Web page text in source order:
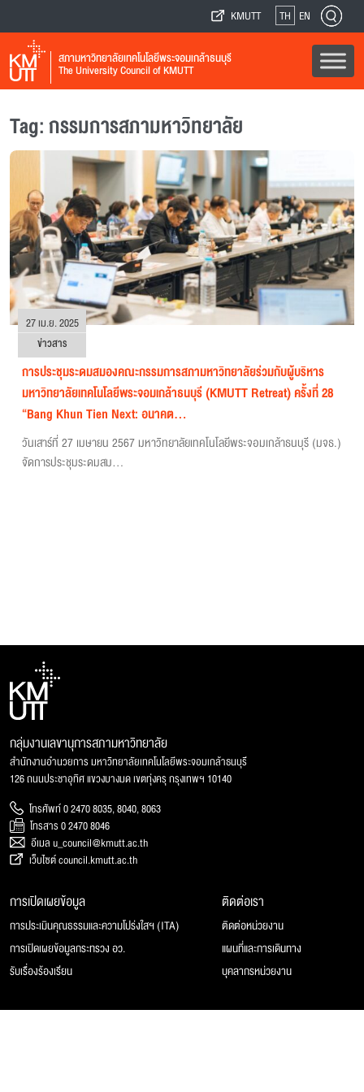
KMUTT TH EN
สภามหาวิทยาลัยเทคโนโลยีพระจอมเกล้าธนบุรี
The University Council of KMUTT
Tag: กรรมการสภามหาวิทยาลัย
27 เม.ย. 2025
ข่าวสาร
การประชุมระดมสมองคณะกรรมการสภามหาวิทยาลัยร่วมกับผู้บริหาร
มหาวิทยาลัยเทคโนโลยีพระจอมเกล้าธนบุรี (KMUTT Retreat) ครั้งที่ 28
“Bang Khun Tien Next: อนาคต...
วันเสาร์ที่ 27 เมษายน 2567 มหาวิทยาลัยเทคโนโลยีพระจอมเกล้าธนบุรี (มจธ.)
จัดการประชุมระดมสม...
กลุ่มงานเลขานุการสภามหาวิทยาลัย
สำนักงานอำนวยการ มหาวิทยาลัยเทคโนโลยีพระจอมเกล้าธนบุรี
126 ถนนประชาอุทิศ แขวงบางมด เขตทุ่งครุ กรุงเทพฯ 10140
โทรศัพท์ 0 2470 8035, 8040, 8063
โทรสาร 0 2470 8046
อีเมล u_council@kmutt.ac.th
เว็บไซต์ council.kmutt.ac.th
การเปิดเผยข้อมูล
การประเมินคุณธรรมและความโปร่งใสฯ (ITA)
การเปิดเผยข้อมูลกระทรวง อว.
รับเรื่องร้องเรียน
ติดต่อเรา
ติดต่อหน่วยงาน
แผนที่และการเดินทาง
บุคลากรหน่วยงาน